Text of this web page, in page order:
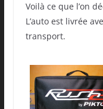
Voilà ce que l’on
L’auto est livrée
transport.